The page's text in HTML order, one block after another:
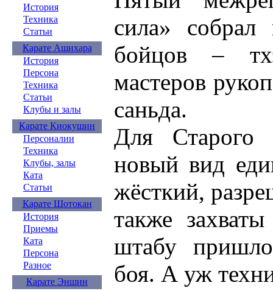
История
Техника
Статьи
Карате Ашихара
История
Персона
Техника
Статьи
Клубы и залы
Карате Киокушин
Персоналии
Техника
Клубы, залы
Ката
Статьи
Карате Шотокан
История
Приемы
Ката
Персона
Разное
Карате Эншин
сила»
бойцов –
мастеров
саньда.
Для Старого
новый вид
жёсткий,
также
штабу
боя. А уж